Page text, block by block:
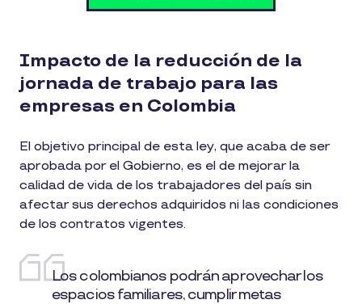
Impacto de la reducción de la
jornada de trabajo para las
empresas en Colombia
El objetivo principal de esta ley, que acaba de ser
aprobada por el Gobierno, es el de mejorar la
calidad de vida de los trabajadores del país sin
afectar sus derechos adquiridos ni las condiciones
de los contratos vigentes.
Los colombianos podrán aprovechar los
espacios familiares, cumplir metas